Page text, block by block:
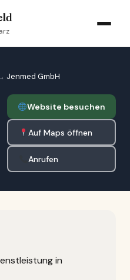
Jenmed GmbH
Website besuchen
Auf Maps öffnen
Anrufen
in